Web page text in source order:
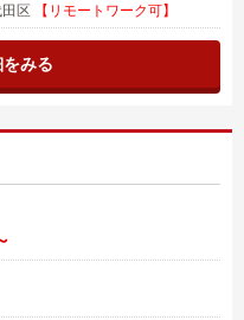
区
【リモートワーク可】
みる